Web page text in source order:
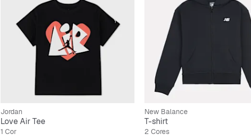
Jordan
Love Air Tee
1 Cor
New Balance
T-shirt
2 Cores